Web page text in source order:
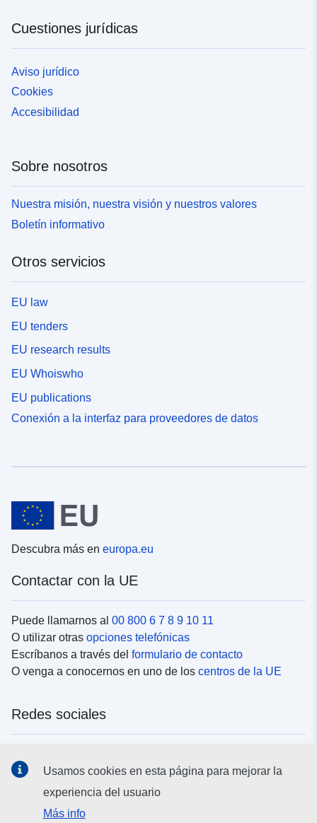
Cuestiones jurídicas
Aviso jurídico
Cookies
Accesibilidad
Sobre nosotros
Nuestra misión, nuestra visión y nuestros valores
Boletín informativo
Otros servicios
EU law
EU tenders
EU research results
EU Whoiswho
EU publications
Conexión a la interfaz para proveedores de datos
Descubra más en europa.eu
Contactar con la UE
Puede llamarnos al 00 800 6 7 8 9 10 11
O utilizar otras opciones telefónicas
Escríbanos a través del formulario de contacto
O venga a conocernos en uno de los centros de la UE
Redes sociales
Instituciones y organismos de la UE
Usamos cookies en esta página para mejorar la
experiencia del usuario
Más info